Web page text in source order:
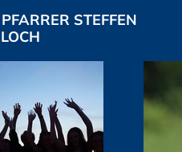
STEFFEN